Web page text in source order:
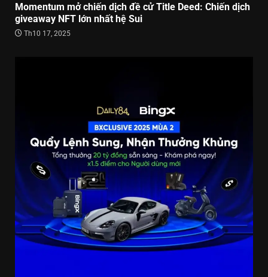
Momentum mở chiến dịch đề cử Title Deed: Chiến dịch
giveaway NFT lớn nhất hệ Sui
Th10 17, 2025